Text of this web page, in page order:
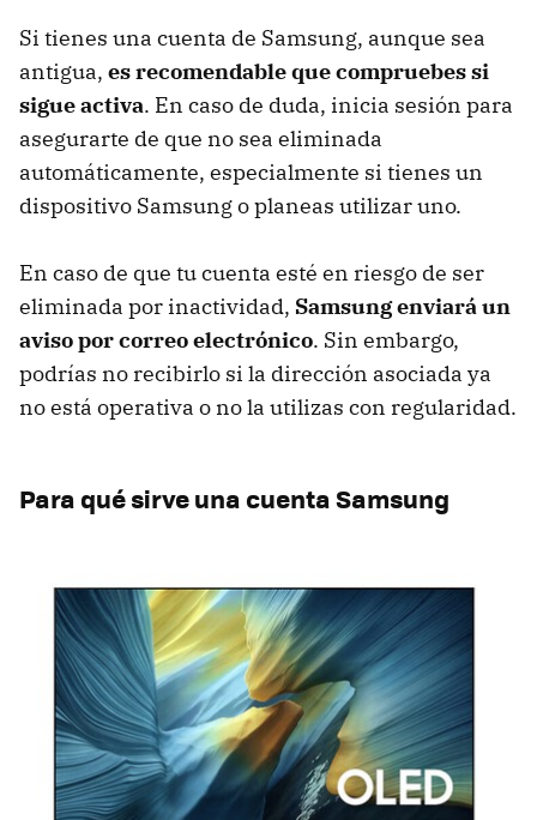
Si tienes una cuenta de Samsung, aunque sea
antigua, es recomendable que compruebes si
sigue activa. En caso de duda, inicia sesión para
asegurarte de que no sea eliminada
automáticamente, especialmente si tienes un
dispositivo Samsung o planeas utilizar uno.
En caso de que tu cuenta esté en riesgo de ser
eliminada por inactividad, Samsung enviará un
aviso por correo electrónico. Sin embargo,
podrías no recibirlo si la dirección asociada ya
no está operativa o no la utilizas con regularidad.
Para qué sirve una cuenta Samsung